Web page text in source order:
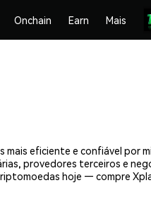
Onchain Earn Mais
mais eficiente e confiável
provedores terceiros e
hoje — compre